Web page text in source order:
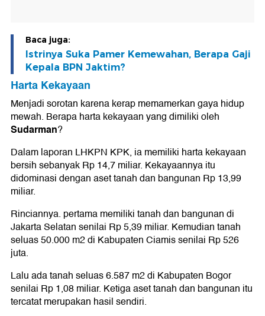
Baca juga:
Istrinya Suka Pamer Kemewahan, Berapa Gaji
Kepala BPN Jaktim?
Harta Kekayaan
Menjadi sorotan karena kerap memamerkan gaya hidup
mewah. Berapa harta kekayaan yang dimiliki oleh
Sudarman?
Dalam laporan LHKPN KPK, ia memiliki harta kekayaan
bersih sebanyak Rp 14,7 miliar. Kekayaannya itu
didominasi dengan aset tanah dan bangunan Rp 13,99
miliar.
Rinciannya. pertama memiliki tanah dan bangunan di
Jakarta Selatan senilai Rp 5,39 miliar. Kemudian tanah
seluas 50.000 m2 di Kabupaten Ciamis senilai Rp 526
juta.
Lalu ada tanah seluas 6.587 m2 di Kabupaten Bogor
senilai Rp 1,08 miliar. Ketiga aset tanah dan bangunan itu
tercatat merupakan hasil sendiri.